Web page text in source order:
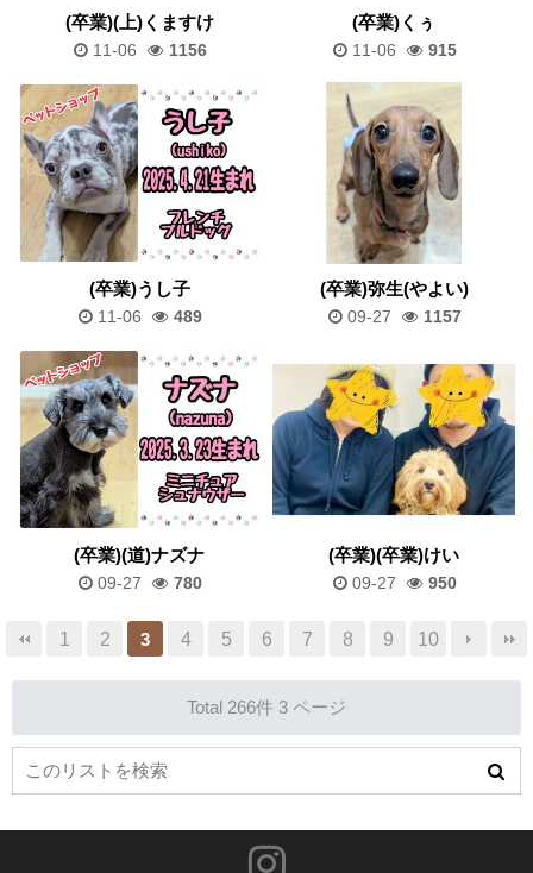
(卒業)(上)くますけ
11-06 1156
(卒業)くぅ
11-06 915
(卒業)うし子
11-06 489
(卒業)弥生(やよい)
09-27 1157
(卒業)(道)ナズナ
09-27 780
(卒業)(卒業)けい
09-27 950
1 2 3 4 5 6 7 8 9 10
Total 266件 3 ページ